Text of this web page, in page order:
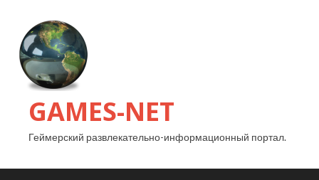
GAMES-NET
Геймерский развлекательно-информационный портал.